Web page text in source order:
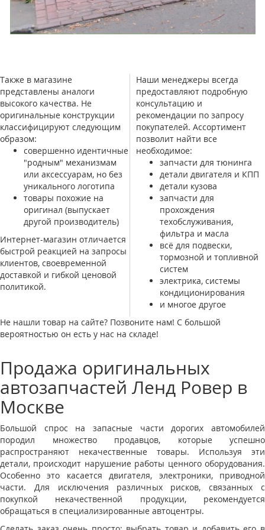
Также в магазине
представлены аналоги
высокого качества. Не
оригинальные конструкции
классифицируют следующим
образом:
совершенно идентичные
"родным" механизмам
или аксессуарам, но без
уникального логотипа
товары похожие на
оригинал (выпускает
другой производитель)
Интернет-магазин отличается
быстрой реакцией на запросы
клиентов, своевременной
доставкой и гибкой ценовой
политикой.
Наши менеджеры всегда
предоставляют подробную
консультацию и
рекомендации по запросу
покупателей. Ассортимент
позволит найти все
необходимое:
запчасти для тюнинга
детали двигателя и КПП
детали кузова
запчасти для
прохождения
техобслуживания,
фильтра и масла
всё для подвески,
тормозной и топливной
систем
электрика, системы
кондиционирования
и многое другое
Не нашли товар на сайте? Позвоните нам! С большой
вероятностью он есть у нас на складе!
Продажа оригинальных
автозапчастей Ленд Ровер в
Москве
Большой спрос на запасные части дорогих автомобилей
породил множество продавцов, которые успешно
распространяют некачественные товары. Используя эти
детали, происходит нарушение работы ценного оборудования.
Особенно это касается двигателя, электроники, приводной
части. Для исключения различных рисков, связанных с
покупкой некачественной продукции, рекомендуется
обращаться в специализированные автоцентры.